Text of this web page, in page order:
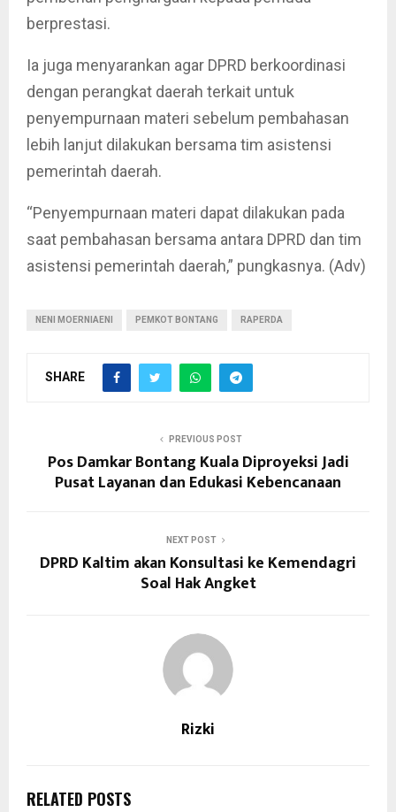
berprestasi.
Ia juga menyarankan agar DPRD berkoordinasi
dengan perangkat daerah terkait untuk
penyempurnaan materi sebelum pembahasan
lebih lanjut dilakukan bersama tim asistensi
pemerintah daerah.
“Penyempurnaan materi dapat dilakukan pada
saat pembahasan bersama antara DPRD dan tim
asistensi pemerintah daerah,” pungkasnya. (Adv)
NENI MOERNIAENI PEMKOT BONTANG RAPERDA
SHARE
PREVIOUS POST
Pos Damkar Bontang Kuala Diproyeksi Jadi
Pusat Layanan dan Edukasi Kebencanaan
NEXT POST
DPRD Kaltim akan Konsultasi ke Kemendagri
Soal Hak Angket
Rizki
RELATED POSTS